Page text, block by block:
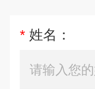
* 姓名：